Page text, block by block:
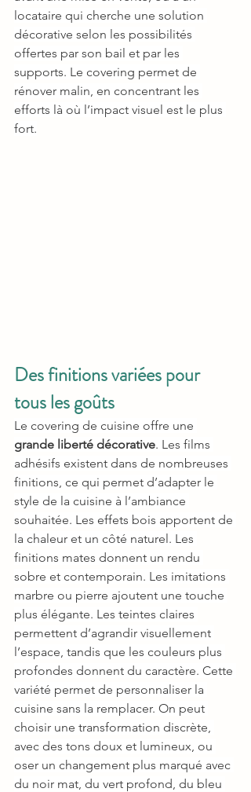
locataire qui cherche une solution
décorative selon les possibilités
offertes par son bail et par les
supports. Le covering permet de
rénover malin, en concentrant les
efforts là où l’impact visuel est le plus
fort.
Des finitions variées pour
tous les goûts
Le covering de cuisine offre une
grande liberté décorative. Les films
adhésifs existent dans de nombreuses
finitions, ce qui permet d’adapter le
style de la cuisine à l’ambiance
souhaitée. Les effets bois apportent de
la chaleur et un côté naturel. Les
finitions mates donnent un rendu
sobre et contemporain. Les imitations
marbre ou pierre ajoutent une touche
plus élégante. Les teintes claires
permettent d’agrandir visuellement
l’espace, tandis que les couleurs plus
profondes donnent du caractère. Cette
variété permet de personnaliser la
cuisine sans la remplacer. On peut
choisir une transformation discrète,
avec des tons doux et lumineux, ou
oser un changement plus marqué avec
du noir mat, du vert profond, du bleu